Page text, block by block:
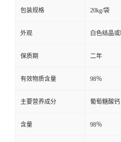
包装规格 20kg/袋
外观 白色结晶
保质期 二年
有效物质含量 98％
主要营养成分 葡萄糖酸钙
含量 98％